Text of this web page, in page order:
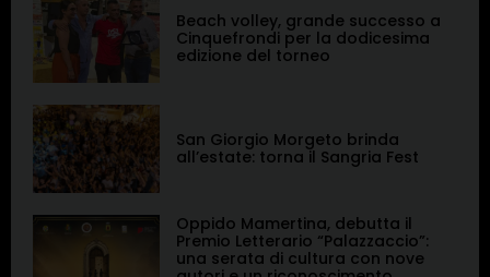
Beach volley, grande successo a
Cinquefrondi per la dodicesima
edizione del torneo
San Giorgio Morgeto brinda
all’estate: torna il Sangria Fest
Oppido Mamertina, debutta il
Premio Letterario “Palazzaccio”:
una serata di cultura con nove